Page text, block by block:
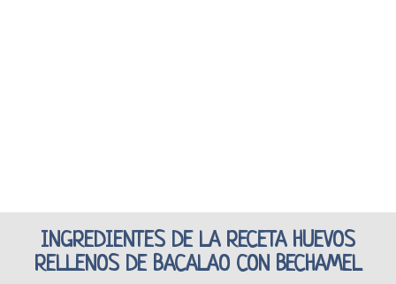
INGREDIENTES DE LA RECETA HUEVOS
RELLENOS DE BACALAO CON BECHAMEL